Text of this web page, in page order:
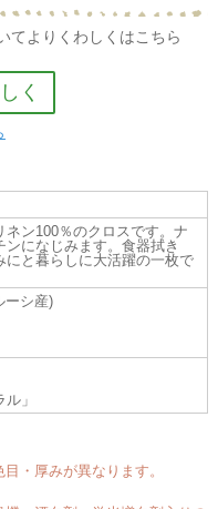
てよりくわしくはこちら
く乾きます。リネン素材
な涼感があるのが大きな特
・発散性に優れているた
発散させるからです。
なる
ドレープや、柔らかいシル
特有の自然な糸節（スラ
生み、 風合いは洗濯するほ
馴染んでいきます。
ン100％のクロスです。ナ
になじみます。食器拭き
にと暮らしに大活躍の一枚で
ーシ産)
」
・厚みが異なります。